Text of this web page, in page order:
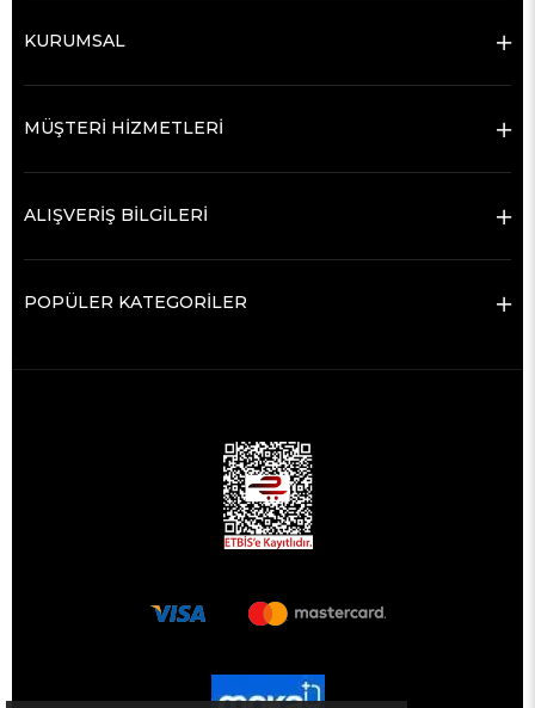
KURUMSAL
MÜŞTERİ HİZMETLERİ
ALIŞVERİŞ BİLGİLERİ
POPÜLER KATEGORİLER